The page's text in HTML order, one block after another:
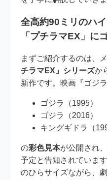
全高約90ミリのハ
「プチラマEX」に
まずご紹介するのは、
チラマEX」シリーズか
新作です。映画『ゴジ
ゴジラ（1995）
ゴジラ（2016）
キングギドラ（
の彩色見本が公開され
予定と告知されていま
のひらサイズながら、